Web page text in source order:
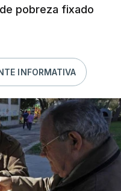
pobreza fixado
INFORMATIVA